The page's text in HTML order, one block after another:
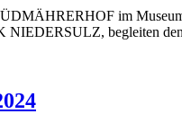
im
begleiten